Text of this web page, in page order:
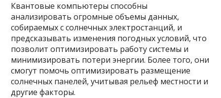
Квантовые компьютеры способны
анализировать огромные объемы данных,
собираемых с солнечных электростанций, и
предсказывать изменения погодных условий, что
позволит оптимизировать работу системы и
минимизировать потери энергии. Более того, они
смогут помочь оптимизировать размещение
солнечных панелей, учитывая рельеф местности и
другие факторы.